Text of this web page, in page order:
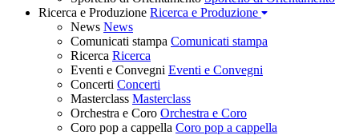
Ricerca e Produzione Ricerca e Produzione
News News
Comunicati stampa Comunicati stampa
Ricerca Ricerca
Eventi e Convegni Eventi e Convegni
Concerti Concerti
Masterclass Masterclass
Orchestra e Coro Orchestra e Coro
Coro pop a cappella Coro pop a cappella